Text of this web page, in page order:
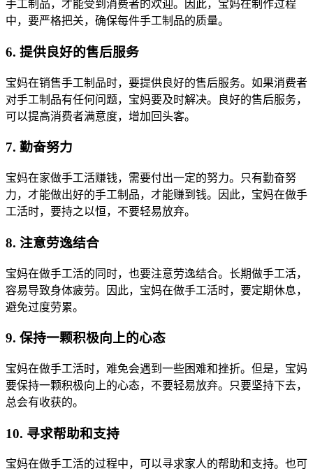
手工制品，才能受到消费者的欢迎。因此，宝妈在制作过程
中，要严格把关，确保每件手工制品的质量。
6. 提供良好的售后服务
宝妈在销售手工制品时，要提供良好的售后服务。如果消费者
对手工制品有任何问题，宝妈要及时解决。良好的售后服务，
可以提高消费者满意度，增加回头客。
7. 勤奋努力
宝妈在家做手工活赚钱，需要付出一定的努力。只有勤奋努
力，才能做出好的手工制品，才能赚到钱。因此，宝妈在做手
工活时，要持之以恒，不要轻易放弃。
8. 注意劳逸结合
宝妈在做手工活的同时，也要注意劳逸结合。长期做手工活，
容易导致身体疲劳。因此，宝妈在做手工活时，要定期休息，
避免过度劳累。
9. 保持一颗积极向上的心态
宝妈在做手工活时，难免会遇到一些困难和挫折。但是，宝妈
要保持一颗积极向上的心态，不要轻易放弃。只要坚持下去，
总会有收获的。
10. 寻求帮助和支持
宝妈在做手工活的过程中，可以寻求家人的帮助和支持。也可